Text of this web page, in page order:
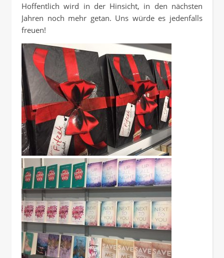
Hoffentlich wird in der Hinsicht, in den nächsten
Jahren noch mehr getan. Uns würde es jedenfalls
freuen!